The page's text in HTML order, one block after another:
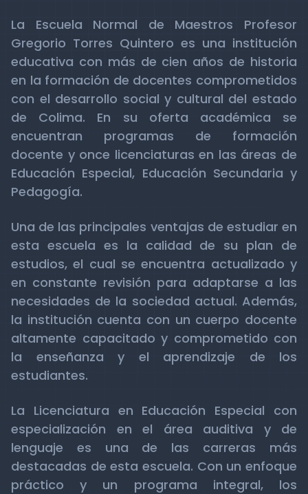
La Escuela Normal de Maestros Profesor
Gregorio Torres Quintero es una institución
educativa con más de cien años de historia
en la formación de docentes comprometidos
con el desarrollo social y cultural del estado
de Colima. En su oferta académica se
encuentran programas de formación
docente y once licenciaturas en las áreas de
Educación Especial, Educación Secundaria y
Pedagogía.
Una de las principales ventajas de estudiar en
esta escuela es la calidad de su plan de
estudios, el cual se encuentra actualizado y
en constante revisión para adaptarse a las
necesidades de la sociedad actual. Además,
la institución cuenta con un cuerpo docente
altamente capacitado y comprometido con
la enseñanza y el aprendizaje de los
estudiantes.
La Licenciatura en Educación Especial con
especialización en el área auditiva y de
lenguaje es una de las carreras más
destacadas de esta escuela. Con un enfoque
práctico y un programa integral, los